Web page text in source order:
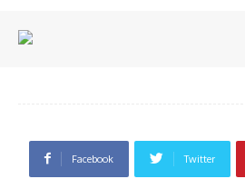
Facebook Twitter